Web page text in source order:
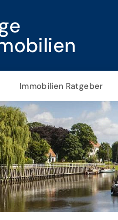
Immobilien Ratgeber